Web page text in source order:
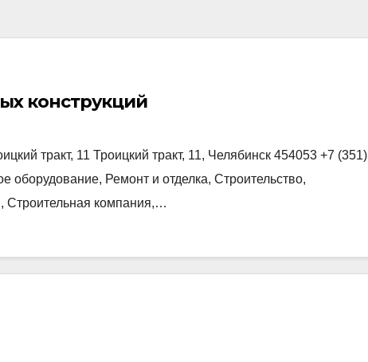
конструкций
тракт, 11 Троицкий тракт, 11, Челябинск 454053 +7 (351)
Ремонт и отделка, Строительство,
компания,…